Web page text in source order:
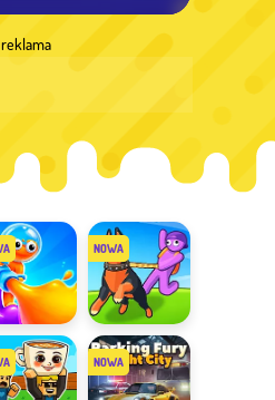
reklama
Hard
Dogs vs
Aliens